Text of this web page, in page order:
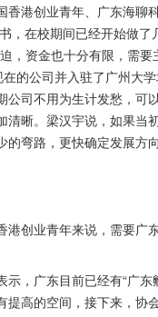
港创业青年、广东海聊
，在校期间已经开始做
，资金也十分有限，需
的公司并入驻了广州大
公司不用为生计发愁，
晰。梁汉宇说，如果
弯路，更快确定发展方向
创业青年来说，需要广
，广东目前已经有“广
高的空间，接下来，协